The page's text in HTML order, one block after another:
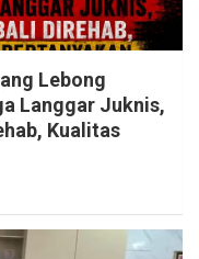
Lebong
Langgar Juknis,
Kualitas